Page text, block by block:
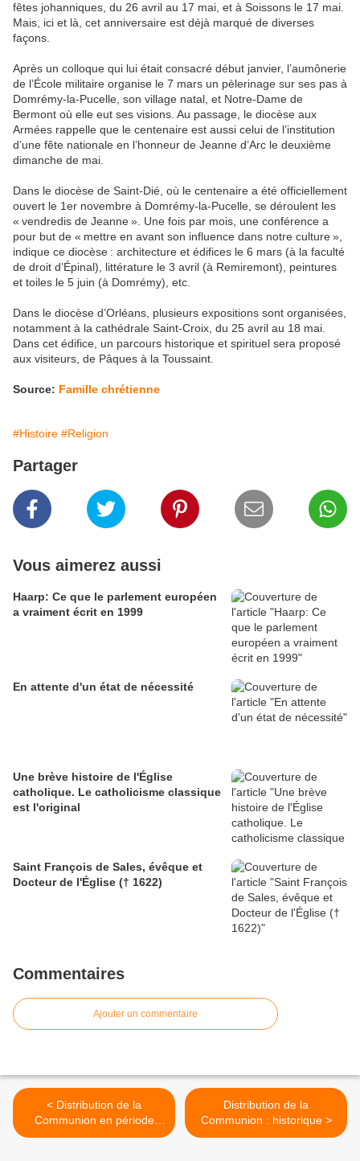
fêtes johanniques, du 26 avril au 17 mai, et à Soissons le 17 mai.
Mais, ici et là, cet anniversaire est déjà marqué de diverses
façons.
Après un colloque qui lui était consacré début janvier, l’aumônerie
de l’École militaire organise le 7 mars un pèlerinage sur ses pas à
Domrémy-la-Pucelle, son village natal, et Notre-Dame de
Bermont où elle eut ses visions. Au passage, le diocèse aux
Armées rappelle que le centenaire est aussi celui de l’institution
d’une fête nationale en l’honneur de Jeanne d’Arc le deuxième
dimanche de mai.
Dans le diocèse de Saint-Dié, où le centenaire a été officiellement
ouvert le 1er novembre à Domrémy-la-Pucelle, se déroulent les
« vendredis de Jeanne ». Une fois par mois, une conférence a
pour but de « mettre en avant son influence dans notre culture »,
indique ce diocèse : architecture et édifices le 6 mars (à la faculté
de droit d’Épinal), littérature le 3 avril (à Remiremont), peintures
et toiles le 5 juin (à Domrémy), etc.
Dans le diocèse d’Orléans, plusieurs expositions sont organisées,
notamment à la cathédrale Saint-Croix, du 25 avril au 18 mai.
Dans cet édifice, un parcours historique et spirituel sera proposé
aux visiteurs, de Pâques à la Toussaint.
Source: Famille chrétienne
#Histoire #Religion
Partager
Vous aimerez aussi
Haarp: Ce que le parlement européen
a vraiment écrit en 1999
En attente d'un état de nécessité
Une brève histoire de l'Église
catholique. Le catholicisme classique
est l'original
Saint François de Sales, évêque et
Docteur de l'Église († 1622)
Commentaires
Ajouter un commentaire
< Distribution de la
Communion en période
d'épidémie : Réponse de la
Distribution de la
Communion : historique >